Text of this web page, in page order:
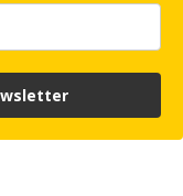
sve SC-ove, kršili
je potvrđeno